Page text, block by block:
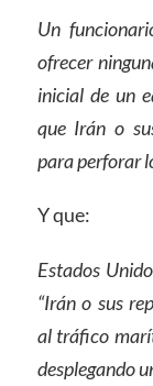
Un
ofrecer
inicial de un
que Irán o
para perforar
Y que:
Estados
“Irán o sus
al tráfico
desplegando